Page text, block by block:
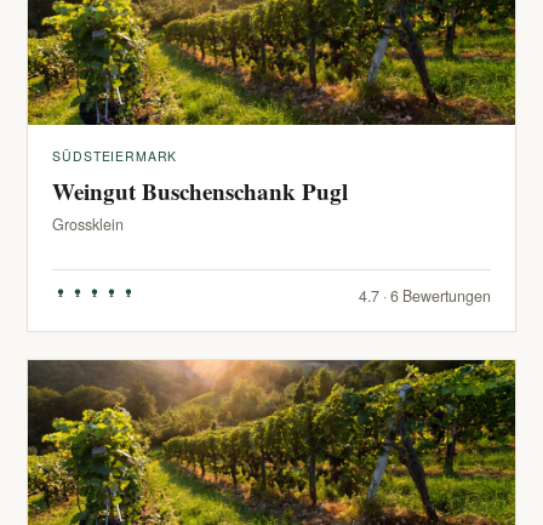
SÜDSTEIERMARK
Weingut Buschenschank Pugl
Grossklein
4.7 · 6 Bewertungen